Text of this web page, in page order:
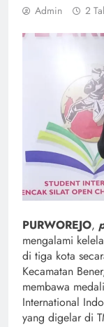
Admin 2
PURWOREJO,
mengalami
di tiga kota
Kecamatan
membawa
International
yang digelar di